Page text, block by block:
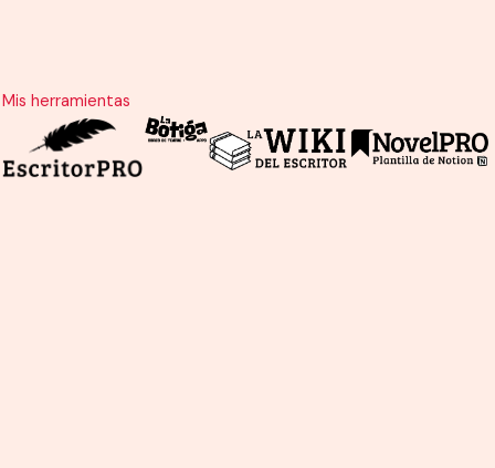
Mis herramientas